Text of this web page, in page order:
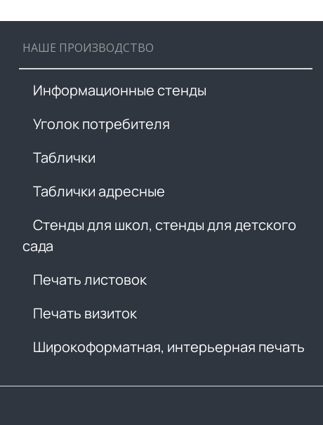
НАШЕ ПРОИЗВОДСТВО
Информационные стенды
Уголок потребителя
Таблички
Таблички адресные
Стенды для школ, стенды для детского
сада
Печать листовок
Печать визиток
Широкоформатная, интерьерная печать